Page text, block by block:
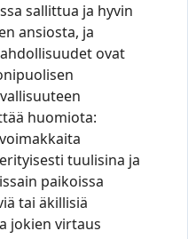
sallittua ja hyvin
ansiosta, ja
ovat
huomiota:
tuulisina ja
paikoissa
tai äkillisiä
jokien virtaus